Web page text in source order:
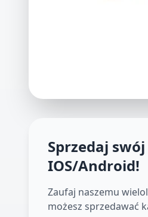
Sprzedaj
IOS/Android!
Zaufaj naszemu
możesz sprzedawać